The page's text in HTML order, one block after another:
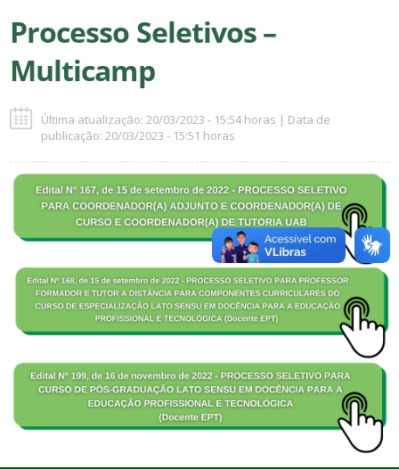
Processo Seletivos –
Multicamp
Última atualização: 20/03/2023 - 15:54 horas | Data de
publicação: 20/03/2023 - 15:51 horas